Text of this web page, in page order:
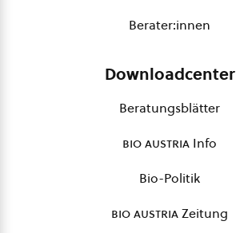
Berater:innen
Downloadcenter
Beratungsblätter
bio austria Info
Bio-Politik
bio austriaZeitung